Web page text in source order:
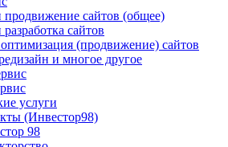
продвижение сайтов (общее)
сайтов
(продвижение) сайтов
и многое другое
услуги
(Инвестор98)
98